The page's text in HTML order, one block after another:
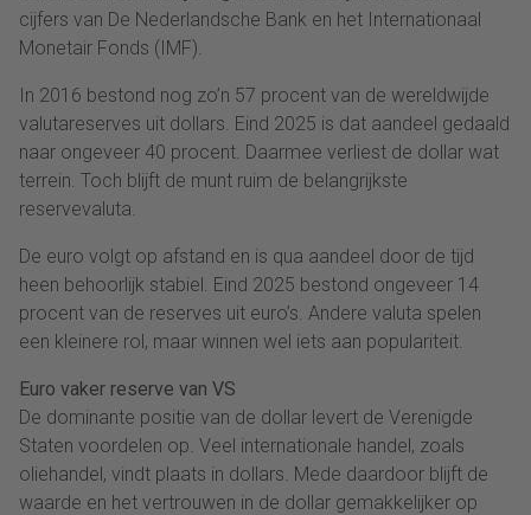
cijfers van De Nederlandsche Bank en het Internationaal
Monetair Fonds (IMF).
In 2016 bestond nog zo’n 57 procent van de wereldwijde
valutareserves uit dollars. Eind 2025 is dat aandeel gedaald
naar ongeveer 40 procent. Daarmee verliest de dollar wat
terrein. Toch blijft de munt ruim de belangrijkste
reservevaluta.
De euro volgt op afstand en is qua aandeel door de tijd
heen behoorlijk stabiel. Eind 2025 bestond ongeveer 14
procent van de reserves uit euro’s. Andere valuta spelen
een kleinere rol, maar winnen wel iets aan populariteit.
Euro vaker reserve van VS
De dominante positie van de dollar levert de Verenigde
Staten voordelen op. Veel internationale handel, zoals
oliehandel, vindt plaats in dollars. Mede daardoor blijft de
waarde en het vertrouwen in de dollar gemakkelijker op